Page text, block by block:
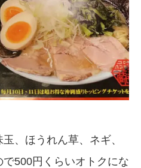
、ほうれん草、ネギ、
500円くらいオトクにな